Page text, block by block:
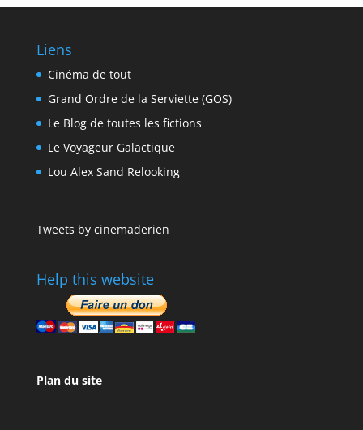
Liens
Cinéma de tout
Grand Ordre de la Serviette (GOS)
Le Blog de toutes les fictions
Le Voyageur Galactique
Lou Alex Sand Relooking
Tweets by cinemaderien
Help this website
Plan du site